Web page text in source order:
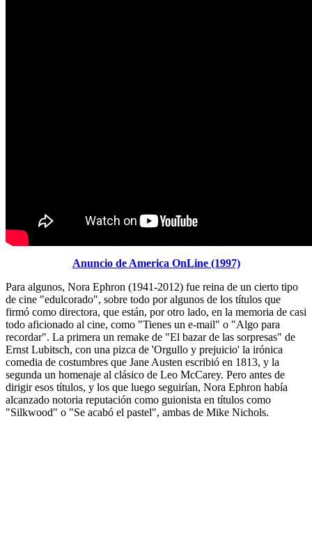
Anuncio de America OnLine (1997)
Para algunos, Nora Ephron (1941-2012) fue reina de un cierto tipo
de cine "edulcorado", sobre todo por algunos de los títulos que
firmó como directora, que están, por otro lado, en la memoria de casi
todo aficionado al cine, como "Tienes un e-mail" o "Algo para
recordar". La primera un remake de "El bazar de las sorpresas" de
Ernst Lubitsch, con una pizca de 'Orgullo y prejuicio' la irónica
comedia de costumbres que Jane Austen escribió en 1813, y la
segunda un homenaje al clásico de Leo McCarey. Pero antes de
dirigir esos títulos, y los que luego seguirían, Nora Ephron había
alcanzado notoria reputación como guionista en títulos como
"Silkwood" o "Se acabó el pastel", ambas de Mike Nichols.